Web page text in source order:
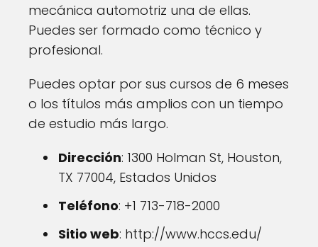
mecánica automotriz una de ellas.
Puedes ser formado como técnico y
profesional.
Puedes optar por sus cursos de 6 meses
o los títulos más amplios con un tiempo
de estudio más largo.
Dirección: 1300 Holman St, Houston,
TX 77004, Estados Unidos
Teléfono: +1 713-718-2000
Sitio web: http://www.hccs.edu/